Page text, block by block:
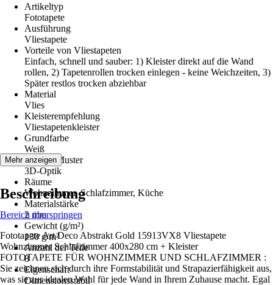
Artikeltyp
Fototapete
Ausführung
Vliestapete
Vorteile von Vliestapeten
Einfach, schnell und sauber: 1) Kleister direkt auf die Wand
rollen, 2) Tapetenrollen trocken einlegen - keine Weichzeiten, 3)
Später restlos trocken abziehbar
Material
Vlies
Kleisterempfehlung
Vliestapetenkleister
Grundfarbe
Weiß
Dekor / Muster
3D-Optik
Räume
Wohnzimmer, Schlafzimmer, Küche
Materialstärke
2 mm
Gewicht (g/m²)
130 g/m²
Anzahl der Teile
8
Eigenschaft
Dimensionsstabil
Mehr anzeigen
Beschreibung
Bereich überspringen
Fototapete Art Deco Abstrakt Gold 15913VX8 Vliestapete
Wohnzimmer Schlafzimmer 400x280 cm + Kleister
FOTOTAPETE FÜR WOHNZIMMER UND SCHLAFZIMMER :
Sie zeichnen sich durch ihre Formstabilität und Strapazierfähigkeit aus,
was sie zur idealen Wahl für jede Wand in Ihrem Zuhause macht. Egal